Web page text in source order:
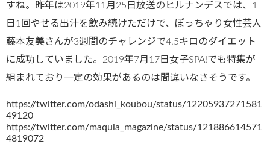
すね。昨年は2019年11月25日放送のヒルナンデスでは、1
日1回やせる出汁を飲み続けただけで、ぽっちゃり女性芸人
藤本友美さんが3週間のチャレンジで4.5キロのダイエット
に成功していました。2019年7月17日女子SPA!でも特集が
組まれており一定の効果があるのは間違いなさそうです。
https://twitter.com/odashi_koubou/status/12205937271581
49120
https://twitter.com/maquia_magazine/status/121886614571
4819072